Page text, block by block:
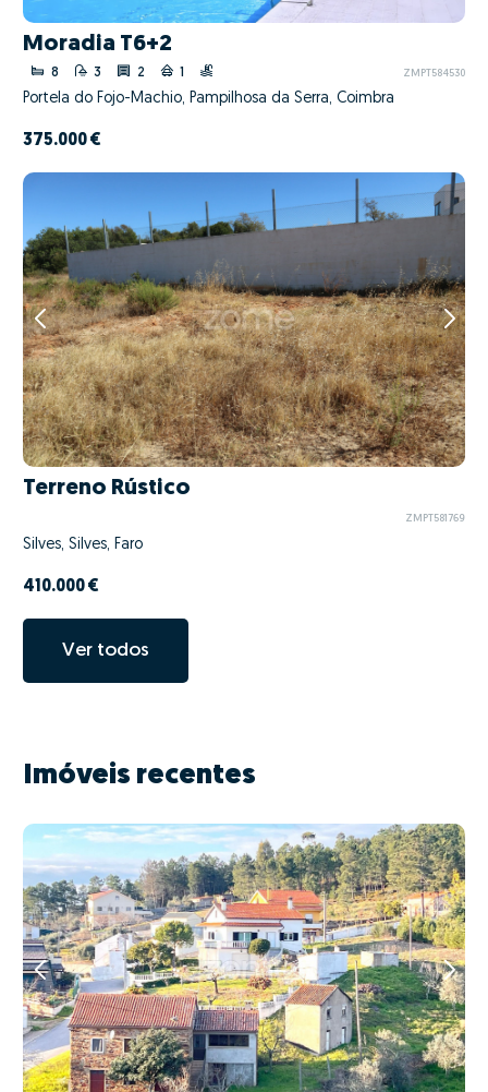
Moradia T6+2
8 3 2 1 ZMPT584530
Portela do Fojo-Machio, Pampilhosa da Serra, Coimbra
375.000 €
Terreno Rústico
ZMPT581769
Silves, Silves, Faro
410.000 €
Ver todos
Imóveis recentes